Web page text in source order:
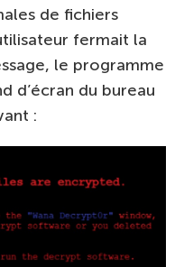
de fichiers
fermait la
le programme
d’écran du bureau
: